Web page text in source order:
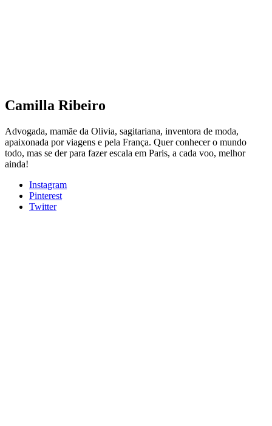
Camilla Ribeiro
Advogada, mamãe da Olivia, sagitariana, inventora de moda,
apaixonada por viagens e pela França. Quer conhecer o mundo
todo, mas se der para fazer escala em Paris, a cada voo, melhor
ainda!
Instagram
Pinterest
Twitter